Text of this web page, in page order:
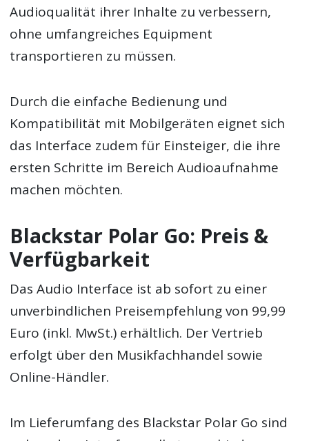
Audioqualität ihrer Inhalte zu verbessern,
ohne umfangreiches Equipment
transportieren zu müssen.
Durch die einfache Bedienung und
Kompatibilität mit Mobilgeräten eignet sich
das Interface zudem für Einsteiger, die ihre
ersten Schritte im Bereich Audioaufnahme
machen möchten.
Blackstar Polar Go: Preis &
Verfügbarkeit
Das Audio Interface ist ab sofort zu einer
unverbindlichen Preisempfehlung von 99,99
Euro (inkl. MwSt.) erhältlich. Der Vertrieb
erfolgt über den Musikfachhandel sowie
Online-Händler.
Im Lieferumfang des Blackstar Polar Go sind